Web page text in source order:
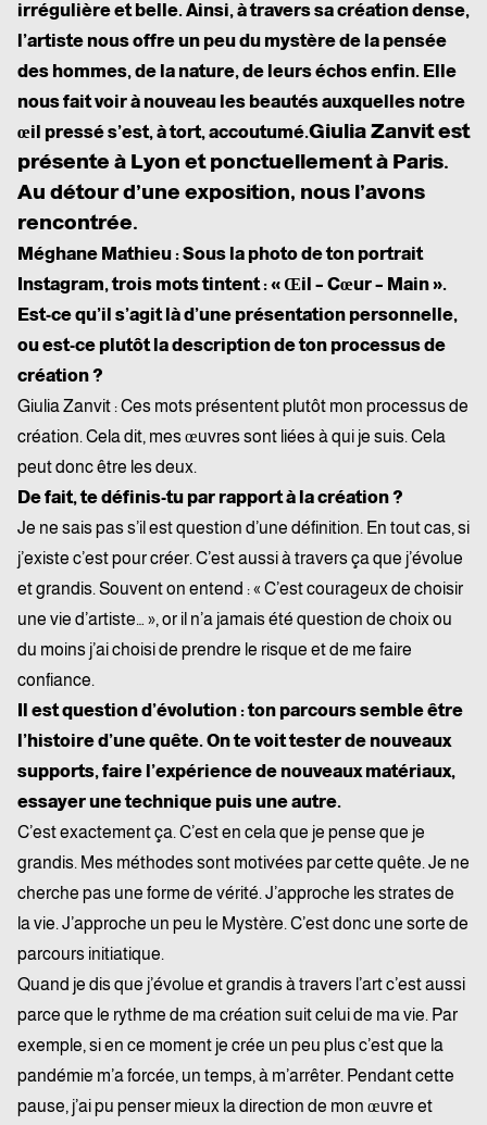
irrégulière et belle. Ainsi, à travers sa création dense,
l’artiste nous offre un peu du mystère de la pensée
des hommes, de la nature, de leurs échos enfin. Elle
nous fait voir à nouveau les beautés auxquelles notre
œil pressé s’est, à tort, accoutumé.Giulia Zanvit est
présente à Lyon et ponctuellement à Paris.
Au détour d’une exposition, nous l’avons
rencontrée.
Méghane Mathieu :Sous la photo de ton portrait
Instagram, trois mots tintent : « Œil – Cœur – Main ».
Est-ce qu’il s’agit là d’une présentation personnelle,
ou est-ce plutôt la description de ton processus de
création ?
Giulia Zanvit :Ces mots présentent plutôt mon processus de
création. Cela dit, mes œuvres sont liées à qui je suis. Cela
peut donc être les deux.
De fait, te définis-tu par rapport à la création ?
Je ne sais pas s’il est question d’une définition. En tout cas, si
j’existe c’est pour créer. C’est aussi à travers ça que j’évolue
et grandis. Souvent on entend : « C’est courageux de choisir
une vie d’artiste… », or il n’a jamais été question de choix ou
du moins j’ai choisi de prendre le risque et de me faire
confiance.
Il est question d’évolution : ton parcours semble être
l’histoire d’une quête. On te voit tester de nouveaux
supports, faire l’expérience de nouveaux matériaux,
essayer une technique puis une autre.
C’est exactement ça. C’est en cela que je pense que je
grandis. Mes méthodes sont motivées par cette quête. Je ne
cherche pas une forme de vérité. J’approche les strates de
la vie. J’approche un peu le Mystère. C’est donc une sorte de
parcours initiatique.
Quand je dis que j’évolue et grandis à travers l’art c’est aussi
parce que le rythme de ma création suit celui de ma vie. Par
exemple, si en ce moment je crée un peu plus c’est que la
pandémie m’a forcée, un temps, à m’arrêter. Pendant cette
pause, j’ai pu penser mieux la direction de mon œuvre et